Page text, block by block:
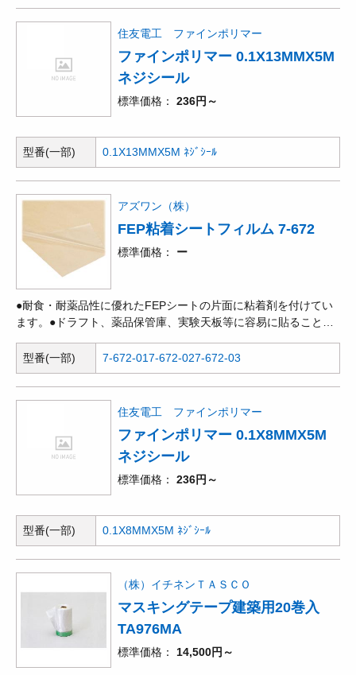
住友電工 ファインポリマー
ファインポリマー 0.1X13MMX5M
ネジシール
標準価格 236円～
型番(一部) 0.1X13MMX5M ﾈｼﾞｼｰﾙ
アズワン（株）
FEP粘着シートフィルム 7-672
標準価格 ー
●耐食・耐薬品性に優れたFEPシートの片面に粘着剤を付けてい
ます。●ドラフト、薬品保管庫、実験天板等に容易に貼ることが
てカットして使用できます。
型番(一部) 7-672-017-672-027-672-03
住友電工 ファインポリマー
ファインポリマー 0.1X8MMX5M
ネジシール
標準価格 236円～
型番(一部) 0.1X8MMX5M ﾈｼﾞｼｰﾙ
（株）イチネンＴＡＳＣＯ
マスキングテープ建築用20巻入
TA976MA
標準価格 14,500円～